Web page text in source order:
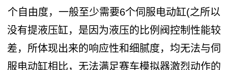
个自由度，一般至少需要6个伺服电动缸(之所以
没有提液压缸，是因为液压的比例阀控制性能较
差，所体现出来的响应性和细腻度，均无法与伺
服电动缸相比，无法满足赛车模拟器激烈动作的